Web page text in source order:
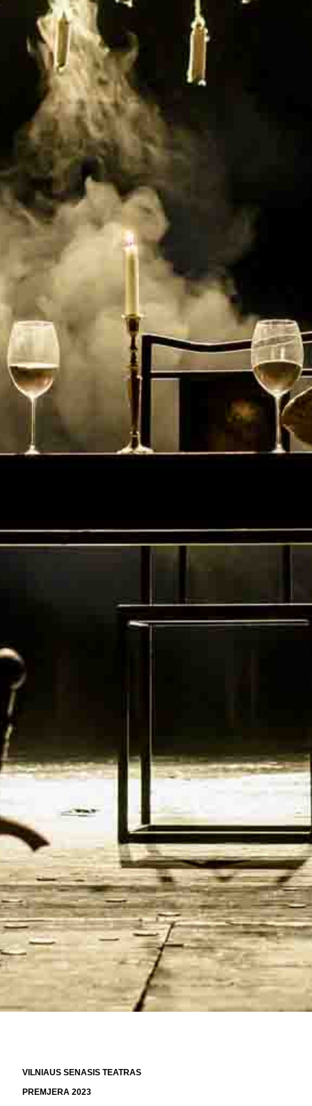
ATRIBUTIKA
NAUJIENOS
VAIKŲ TEATRO STUDIJA
Kontaktai
KONTAKTAI
PARTNERIAI
TEATRO KASA
KARJERA IR SAVANORYSTĖ
PRISIJUNGTI + =
VILNIAUS SENASIS TEATRAS
PREMJERA 2023